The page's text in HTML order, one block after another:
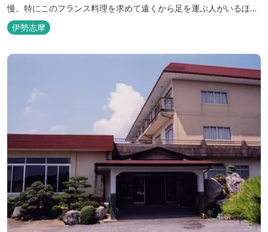
慢。特にこのフランス料理を求めて遠くから足を運ぶ人がいるほ
ど。洗練されたサービスに、寛ぎと至福のひとときを満喫してくだ
さい。 ※2016年6月7日リニューアルオープン
伊勢志摩